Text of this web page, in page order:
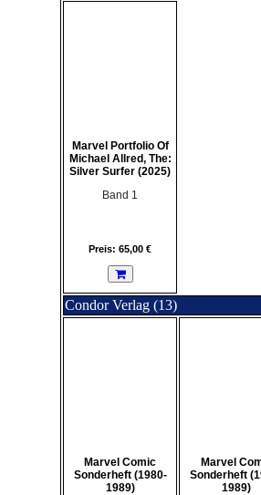
Marvel Portfolio Of
Michael Allred, The:
Silver Surfer (2025)
Band 1
Preis: 65,00 €
Condor Verlag (13)
Marvel Comic
Sonderheft (1980-
1989)
Marvel
Sonderheft
1989)